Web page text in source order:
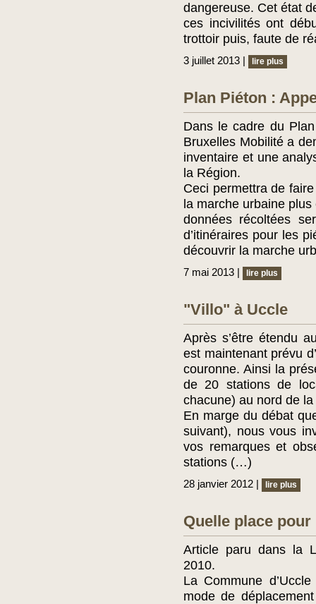
dangereuse. Cet état
ces incivilités ont
trottoir puis, faute de
3 juillet 2013 | lire plus
Plan Piéton :
Dans le cadre du
Bruxelles Mobilité a
inventaire et une
la Région.
Ceci permettra de
la marche urbaine
données récoltées
d’itinéraires pour les
découvrir la marche
7 mai 2013 | lire plus
"Villo" à Uccle
Après s’être étendu
est maintenant prévu
couronne. Ainsi la
de 20 stations de
chacune) au nord de
En marge du débat
suivant), nous vous
vos remarques et
stations (…)
28 janvier 2012 | lire plus
Quelle place
Article paru dans la
2010.
La Commune
mode de